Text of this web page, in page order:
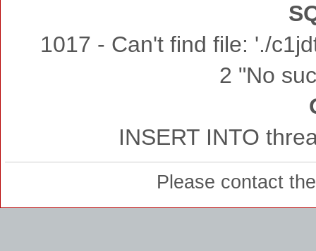
1017 - Can't find file: './
2 "No
INSERT INTO
Please contact